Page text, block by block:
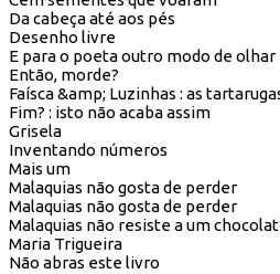
Da cabeça até aos pés
Desenho livre
E para o poeta outro modo de olhar
Então, morde?
Faísca &amp; Luzinhas : as
Fim? : isto não acaba assim
Grisela
Inventando números
Mais um
Malaquias não gosta de perder
Malaquias não gosta de perder
Malaquias não resiste a um
Maria Trigueira
Não abras este livro